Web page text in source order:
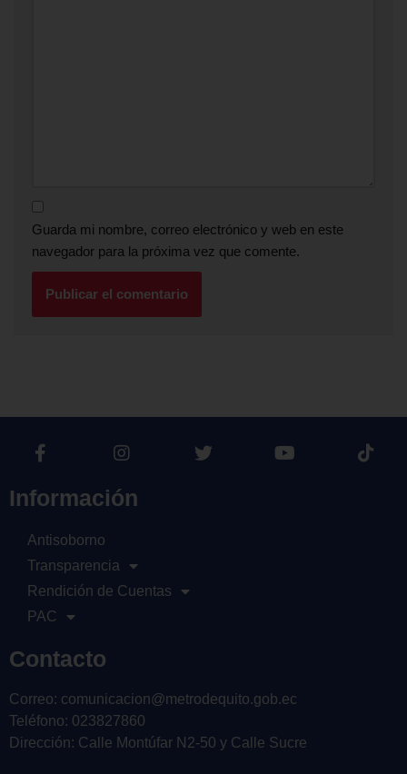
Guarda mi nombre, correo electrónico y web en este
navegador para la próxima vez que comente.
Información
Antisoborno
Transparencia
Rendición de Cuentas
PAC
Contacto
Correo: comunicacion@metrodequito.gob.ec
Teléfono: 023827860
Dirección: Calle Montúfar N2-50 y Calle Sucre